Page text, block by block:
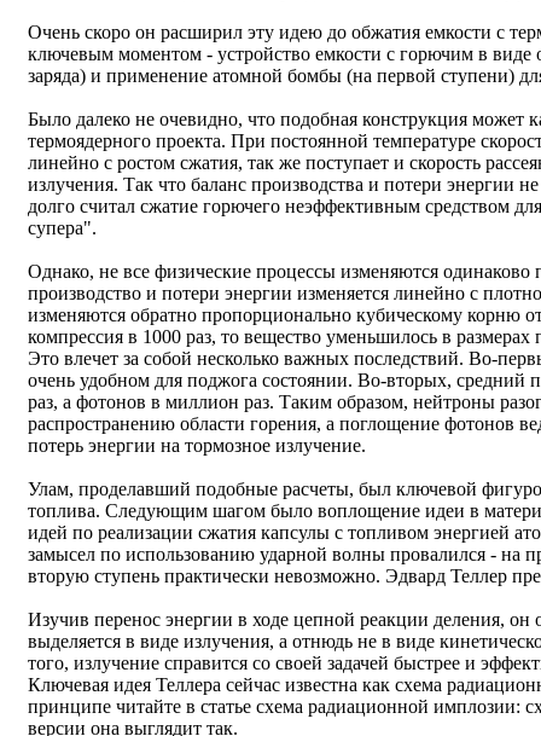
Очень скоро он расширил эту идею до обжатия емкости с
ключевым моментом - устройство емкости с горючим в виде
заряда) и применение атомной бомбы (на первой ступени)
Было далеко не очевидно, что подобная конструкция может
термоядерного проекта. При постоянной температуре
линейно с ростом сжатия, так же поступает и скорость
излучения. Так что баланс производства и потери энергии
долго считал сжатие горючего неэффективным средством
супера".
Однако, не все физические процессы изменяются
производство и потери энергии изменяется линейно с
изменяются обратно пропорционально кубическому корню
компрессия в 1000 раз, то вещество уменьшилось в
Это влечет за собой несколько важных последствий. Во-
очень удобном для поджога состоянии. Во-вторых, средний
раз, а фотонов в миллион раз. Таким образом, нейтроны
распространению области горения, а поглощение фотонов
потерь энергии на тормозное излучение.
Улам, проделавший подобные расчеты, был ключевой
топлива. Следующим шагом было воплощение идеи в
идей по реализации сжатия капсулы с топливом энергией
замысел по использованию ударной волны провалился - на
вторую ступень практически невозможно. Эдвард Теллер
Изучив перенос энергии в ходе цепной реакции деления, он
выделяется в виде излучения, а отнюдь не в виде
того, излучение справится со своей задачей быстрее и
Ключевая идея Теллера сейчас известна как схема
принципе читайте в статье схема радиационной имплозии:
версии она выглядит так.